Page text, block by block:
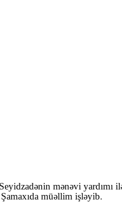
mənəvi yardımı
müəllim işləyib.